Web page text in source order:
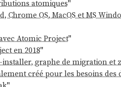
atomiques"
Chrome OS, MacOS et MS
Atomic Project"
en 2018"
installer, graphe de migration et
créé pour les besoins